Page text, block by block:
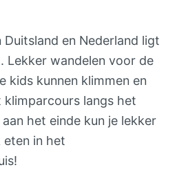
Duitsland en Nederland ligt
Lekker wandelen voor de
kids kunnen klimmen en
langs het
het einde kun je lekker
eten in het